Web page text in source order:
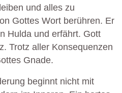
und alles zu
Gottes Wort berühren. Er
Hulda und erfährt. Gott
Trotz aller Konsequenzen
Gnade.
beginnt nicht mit